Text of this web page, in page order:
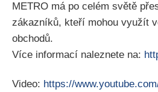
METRO má po celém světě
zákazníků, kteří mohou využít
obchodů.
Více informací naleznete na:
Video: https://